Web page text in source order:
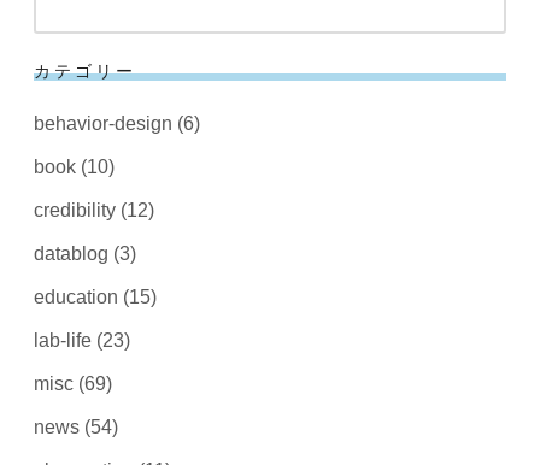
カテゴリー
behavior-design (6)
book (10)
credibility (12)
datablog (3)
education (15)
lab-life (23)
misc (69)
news (54)